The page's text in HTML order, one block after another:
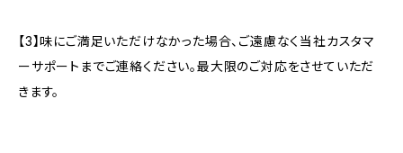
【3】味にご満足いただけなかった場合、ご遠慮なく当社カスタマ
ーサポートまでご連絡ください。最大限のご対応をさせていただ
きます。